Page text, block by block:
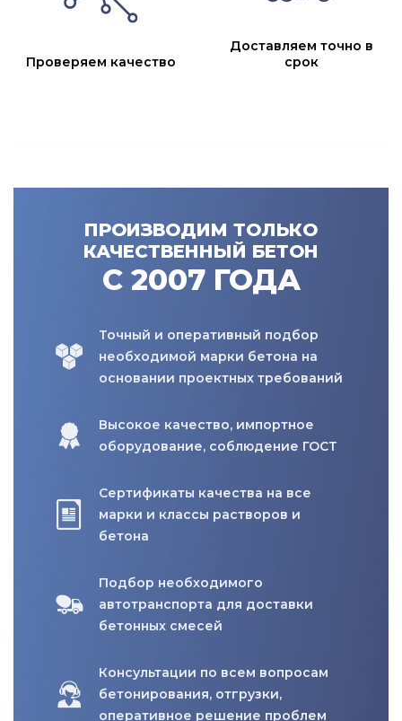
Проверяем качество
Доставляем точно в
срок
ПРОИЗВОДИМ ТОЛЬКО
КАЧЕСТВЕННЫЙ БЕТОН
С 2007 ГОДА
Точный и оперативный подбор
необходимой марки бетона на
основании проектных требований
Высокое качество, импортное
оборудование, соблюдение ГОСТ
Сертификаты качества на все
марки и классы растворов и
бетона
Подбор необходимого
автотранспорта для доставки
бетонных смесей
Консультации по всем вопросам
бетонирования, отгрузки,
оперативное решение проблем